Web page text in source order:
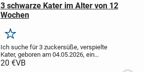
3 schwarze Kater im Alter von 12
Wochen
Merken
Ich suche für 3 zuckersüße, verspielte
Kater, geboren am 04.05.2026, ein
liebevolles Zuhause.
20 €VB